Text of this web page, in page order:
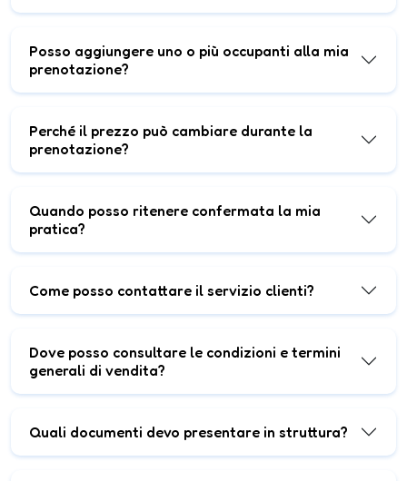
Posso aggiungere uno o più occupanti alla mia
prenotazione?
Perché il prezzo può cambiare durante la
prenotazione?
Quando posso ritenere confermata la mia
pratica?
Come posso contattare il servizio clienti?
Dove posso consultare le condizioni e termini
generali di vendita?
Quali documenti devo presentare in struttura?